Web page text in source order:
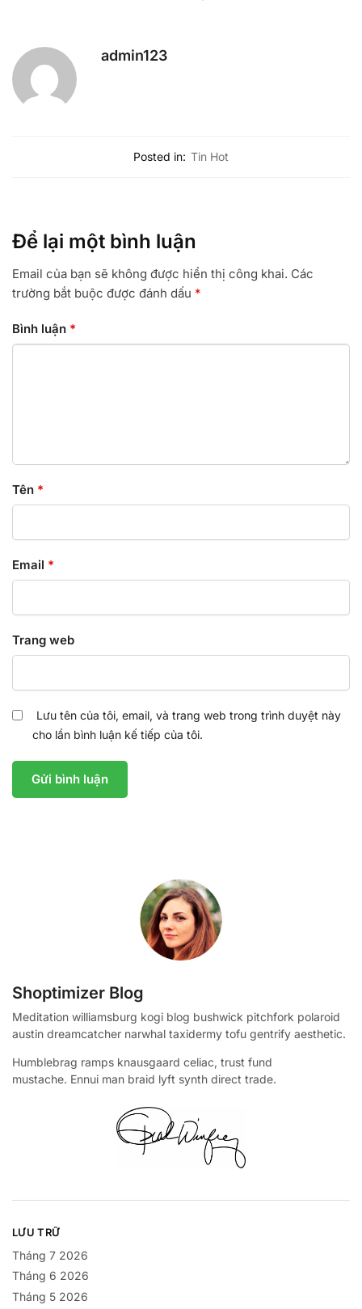
admin123
Posted in: Tin Hot
Để lại một bình luận
Email của bạn sẽ không được hiển thị công khai. Các
trường bắt buộc được đánh dấu *
Bình luận *
Tên *
Email *
Trang web
Lưu tên của tôi, email, và trang web trong trình duyệt này
cho lần bình luận kế tiếp của tôi.
Shoptimizer Blog
Meditation williamsburg kogi blog bushwick pitchfork polaroid
austin dreamcatcher narwhal taxidermy tofu gentrify aesthetic.
Humblebrag ramps knausgaard celiac, trust fund
mustache. Ennui man braid lyft synth direct trade.
LƯU TRỮ
Tháng 7 2026
Tháng 6 2026
Tháng 5 2026